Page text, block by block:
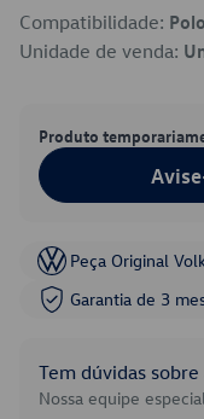
Compatibilidade: Polo
Unidade de venda:
Produto
Peça Original
Garantia de 3
Tem dúvidas
Nossa equipe